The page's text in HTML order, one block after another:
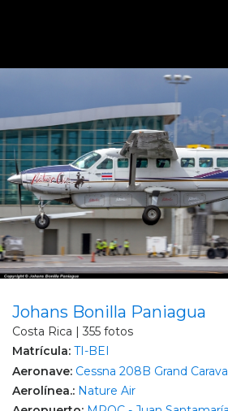
Johans Bonilla Paniagua
Costa Rica | 355 fotos
Matrícula: TI-BEI
Aeronave: Cessna 208B Grand
Aerolínea.: Nature Air